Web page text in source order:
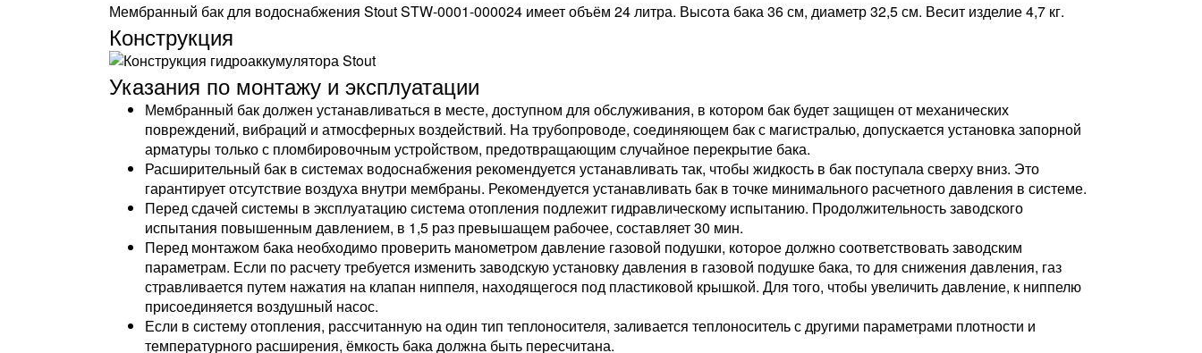
Мембранный бак для водоснабжения Stout STW-0001-000024 имеет объём 24 литра. Высота бака 36 см, диаметр 32,5 см. Весит изделие 4,7 кг.
Конструкция
Указания по монтажу и эксплуатации
Мембранный бак должен устанавливаться в месте, доступном для обслуживания, в котором бак будет защищен от механических
повреждений, вибраций и атмосферных воздействий. На трубопроводе, соединяющем бак с магистралью, допускается установка запорной
арматуры только с пломбировочным устройством, предотвращающим случайное перекрытие бака.
Расширительный бак в системах водоснабжения рекомендуется устанавливать так, чтобы жидкость в бак поступала сверху вниз. Это
гарантирует отсутствие воздуха внутри мембраны. Рекомендуется устанавливать бак в точке минимального расчетного давления в системе.
Перед сдачей системы в эксплуатацию система отопления подлежит гидравлическому испытанию. Продолжительность заводского
испытания повышенным давлением, в 1,5 раз превышащем рабочее, составляет 30 мин.
Перед монтажом бака необходимо проверить манометром давление газовой подушки, которое должно соответствовать заводским
параметрам. Если по расчету требуется изменить заводскую установку давления в газовой подушке бака, то для снижения давления, газ
стравливается путем нажатия на клапан ниппеля, находящегося под пластиковой крышкой. Для того, чтобы увеличить давление, к ниппелю
присоединяется воздушный насос.
Если в систему отопления, рассчитанную на один тип теплоносителя, заливается теплоноситель с другими параметрами плотности и
температурного расширения, ёмкость бака должна быть пересчитана.